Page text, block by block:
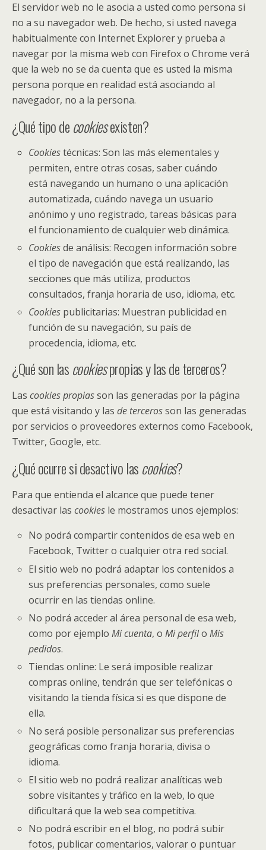
El servidor web no le asocia a usted como persona si
no a su navegador web. De hecho, si usted navega
habitualmente con Internet Explorer y prueba a
navegar por la misma web con Firefox o Chrome verá
que la web no se da cuenta que es usted la misma
persona porque en realidad está asociando al
navegador, no a la persona.
¿Qué tipo decookiesexisten?
Cookiestécnicas: Son las más elementales y
permiten, entre otras cosas, saber cuándo
está navegando un humano o una aplicación
automatizada, cuándo navega un usuario
anónimo y uno registrado, tareas básicas para
el funcionamiento de cualquier web dinámica.
Cookiesde análisis: Recogen información sobre
el tipo de navegación que está realizando, las
secciones que más utiliza, productos
consultados, franja horaria de uso, idioma, etc.
Cookies publicitarias: Muestran publicidad en
función de su navegación, su país de
procedencia, idioma, etc.
¿Qué son lascookiespropias y las de terceros?
Las cookies propiasson las generadas por la página
que está visitando y las de tercerosson las generadas
por servicios o proveedores externos como Facebook,
Twitter, Google, etc.
¿Qué ocurre si desactivo lascookies?
Para que entienda el alcance que puede tener
desactivar las cookies le mostramos unos ejemplos:
No podrá compartir contenidos de esa web en
Facebook, Twitter o cualquier otra red social.
El sitio web no podrá adaptar los contenidos a
sus preferencias personales, como suele
ocurrir en las tiendas online.
No podrá acceder al área personal de esa web,
como por ejemploMi cuenta, oMi perfiloMis
pedidos.
Tiendas online: Le será imposible realizar
compras online, tendrán que ser telefónicas o
visitando la tienda física si es que dispone de
ella.
No será posible personalizar sus preferencias
geográficas como franja horaria, divisa o
idioma.
El sitio web no podrá realizar analíticas web
sobre visitantes y tráfico en la web, lo que
dificultará que la web sea competitiva.
No podrá escribir en el blog, no podrá subir
fotos, publicar comentarios, valorar o puntuar